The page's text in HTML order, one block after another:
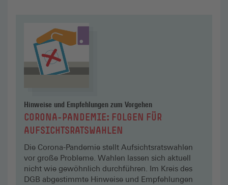
Hinweise und Empfehlungen zum Vorgehen
CORONA-PANDEMIE: FOLGEN FÜR
AUFSICHTSRATSWAHLEN
Die Corona-Pandemie stellt Aufsichtsratswahlen
vor große Probleme. Wahlen lassen sich aktuell
nicht wie gewöhnlich durchführen. Im Kreis des
DGB abgestimmte Hinweise und Empfehlungen